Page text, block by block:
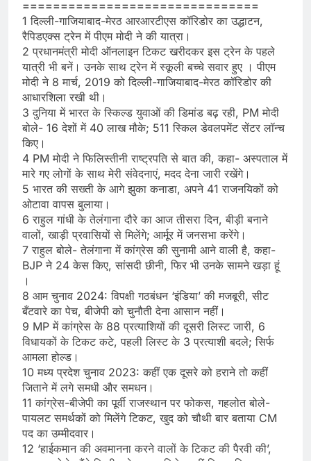
===============================
1 दिल्ली-गाजियाबाद-मेरठ आरआरटीएस कॉरिडोर का उद्धाटन,
रैपिडएक्स ट्रेन में पीएम मोदी ने की यात्रा।
2 प्रधानमंत्री मोदी ऑनलाइन टिकट खरीदकर इस ट्रेन के पहले
यात्री भी बनें। उनके साथ ट्रेन में स्कूली बच्चे सवार हुए । पीएम
मोदी ने 8 मार्च, 2019 को दिल्ली-गाजियाबाद-मेरठ कॉरिडोर की
आधारशिला रखी थी।
3 दुनिया में भारत के स्किल्ड युवाओं की डिमांड बढ़ रही, PM मोदी
बोले- 16 देशों में 40 लाख मौके; 511 स्किल डेवलपमेंट सेंटर लॉन्च
किए।
4 PM मोदी ने फिलिस्तीनी राष्ट्रपति से बात की, कहा- अस्पताल में
मारे गए लोगों के साथ मेरी संवेदनाएं, मदद देना जारी रखेंगे।
5 भारत की सख्ती के आगे झुका कनाडा, अपने 41 राजनयिकों को
ओटावा वापस बुलाया।
6 राहुल गांधी के तेलंगाना दौरे का आज तीसरा दिन, बीड़ी बनाने
वालों, खाड़ी प्रवासियों से मिलेंगे; आर्मूर में जनसभा करेंगे।
7 राहुल बोले- तेलंगाना में कांग्रेस की सुनामी आने वाली है, कहा-
BJP ने 24 केस किए, सांसदी छीनी, फिर भी उनके सामने खड़ा हूं
।
8 आम चुनाव 2024: विपक्षी गठबंधन ‘इंडिया’ की मजबूरी, सीट
बँटवारे का पेच, बीजेपी को चुनौती देना आसान नहीं।
9 MP में कांग्रेस के 88 प्रत्याशियों की दूसरी लिस्ट जारी, 6
विधायकों के टिकट कटे, पहली लिस्ट के 3 प्रत्याशी बदले; सिर्फ
आमला होल्ड।
10 मध्य प्रदेश चुनाव 2023: कहीं एक दूसरे को हराने तो कहीं
जिताने में लगे समधी और समधन।
11 कांग्रेस-बीजेपी का पूर्वी राजस्थान पर फोकस, गहलोत बोले-
पायलट समर्थकों को मिलेंगे टिकट, खुद को चौथी बार बताया CM
पद का उम्मीदवार।
12 ‘हाईकमान की अवमानना करने वालों के टिकट की पैरवी की’,